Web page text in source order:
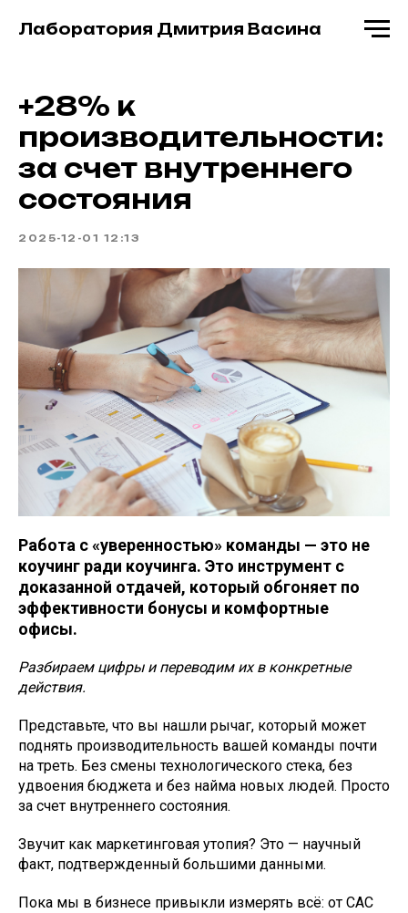
Лаборатория Дмитрия Васина
+28% к
производительности:
за счет внутреннего
состояния
2025-12-01 12:13
Работа с «уверенностью» команды — это не
коучинг ради коучинга. Это инструмент с
доказанной отдачей, который обгоняет по
эффективности бонусы и комфортные
офисы.
Разбираем цифры и переводим их в конкретные
действия.
Представьте, что вы нашли рычаг, который может
поднять производительность вашей команды почти
на треть. Без смены технологического стека, без
удвоения бюджета и без найма новых людей. Просто
за счет внутреннего состояния.
Звучит как маркетинговая утопия? Это — научный
факт, подтвержденный большими данными.
Пока мы в бизнесе привыкли измерять всё: от CAC